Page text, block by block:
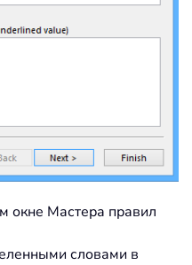
окне Мастера правил
словами в